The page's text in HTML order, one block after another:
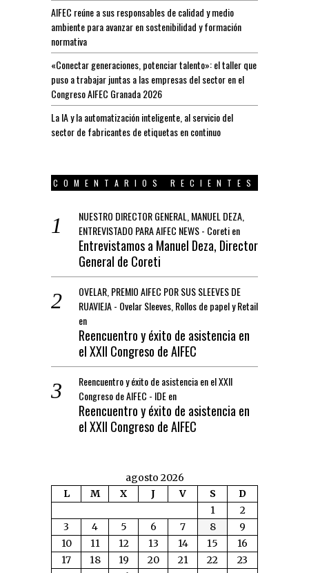
AIFEC reúne a sus responsables de calidad y medio
ambiente para avanzar en sostenibilidad y formación
normativa
«Conectar generaciones, potenciar talento»: el taller que
puso a trabajar juntas a las empresas del sector en el
Congreso AIFEC Granada 2026
La IA y la automatización inteligente, al servicio del
sector de fabricantes de etiquetas en continuo
COMENTARIOS RECIENTES
NUESTRO DIRECTOR GENERAL, MANUEL DEZA,
ENTREVISTADO PARA AIFEC NEWS - Coretien
Entrevistamos a Manuel Deza, Director
General de Coreti
OVELAR, PREMIO AIFEC POR SUS SLEEVES DE
RUAVIEJA - Ovelar Sleeves, Rollos de papel y Retail
en
Reencuentro y éxito de asistencia en
el XXII Congreso de AIFEC
Reencuentro y éxito de asistencia en el XXII
Congreso de AIFEC - IDEen
Reencuentro y éxito de asistencia en
el XXII Congreso de AIFEC
agosto 2026
L
M X J V S
D
1
2
3
4 5 6 7 8
9
10
11 12 13 14 15
16
17
18 19 20 21 22
23